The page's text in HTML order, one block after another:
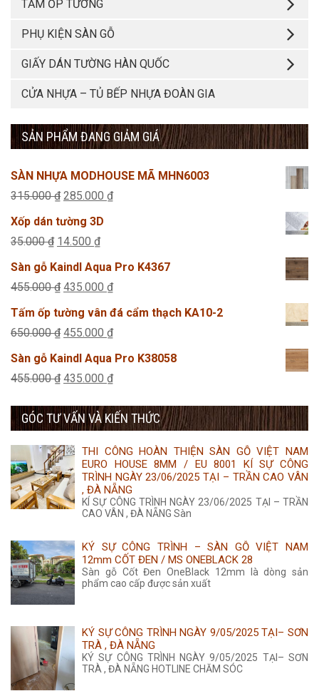
TẤM ỐP TƯỜNG
PHỤ KIỆN SÀN GỖ
GIẤY DÁN TƯỜNG HÀN QUỐC
CỬA NHỰA – TỦ BẾP NHỰA ĐOÀN GIA
SẢN PHẨM ĐANG GIẢM GIÁ
SÀN NHỰA MODHOUSE MÃ MHN6003
315.000₫ Giá
gốc
là:
285.000 ₫Giá
285.000 ₫.
Xốp dán tường 3D
35.000₫ Giá
gốc
là:
14.500 ₫Giá
hiện
tại
14.500 ₫.
Sàn gỗ Kaindl Aqua Pro K4367
455.000₫ Giá
gốc
là:
435.000 ₫Giá
hiện
tại
435.000 ₫.
Tấm ốp tường vân đá cẩm thạch KA10-2
650.000₫ Giá
gốc
là:
455.000 ₫Giá
hiện
tại
455.000 ₫.
Sàn gỗ Kaindl Aqua Pro K38058
455.000₫ Giá
là:
435.000 ₫Giá
tại
435.000 ₫.
GÓC TƯ VẤN VÀ KIẾN THỨC
THI CÔNG HOÀN THIỆN SÀN GỖ VIỆT NAM
EURO HOUSE 8MM / EU 8001 KÍ SỰ CÔNG
TRÌNH NGÀY 23/06/2025 TẠI – TRẦN CAO VÂN
, ĐÀ NẴNG
KÍ SỰ CÔNG TRÌNH NGÀY 23/06/2025 TẠI – TRẦN
CAO VÂN , ĐÀ NẴNG Sàn
KÝ SỰ CÔNG TRÌNH – SÀN GỖ VIỆT NAM
12mm CỐT ĐEN / MS ONEBLACK 28
Sàn gỗ Cốt Đen OneBlack 12mm là dòng sản
phẩm cao cấp được sản xuất
KÝ SỰ CÔNG TRÌNH NGÀY 9/05/2025 TẠI– SƠN
TRÀ , ĐÀ NẴNG
KÝ SỰ CÔNG TRÌNH NGÀY 9/05/2025 TẠI– SƠN
TRÀ , ĐÀ NẴNG HOTLINE CHĂM SÓC